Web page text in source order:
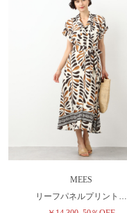
MEES
リーフパネルプリント…